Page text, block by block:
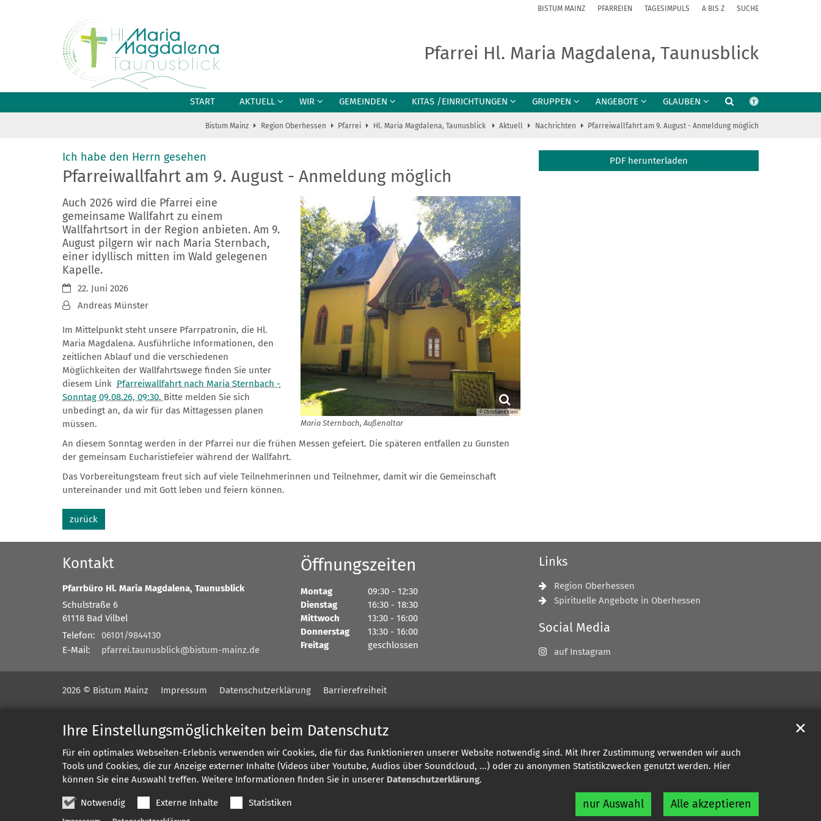
Ihre Einstellungsmöglichkeiten beim Datenschutz
Für ein optimales Webseiten-Erlebnis verwenden wir Cookies, die für das Funktionieren unserer Website notwendig sind. Mit Ihrer Zustimmung verwenden wir auch
Tools und Cookies, die zur Anzeige externer Inhalte (Videos über Youtube, Audios über Soundcloud, ...) oder zu anonymen Statistikzwecken genutzt werden. Hier
können Sie eine Auswahl treffen. Weitere Informationen finden Sie in unserer Datenschutzerklärung.
Notwendig Externe Inhalte Statistiken nur Auswahl Alle akzeptieren
✕
BISTUM MAINZ PFARREIEN TAGESIMPULS A BIS Z SUCHE
Pfarrei Hl. Maria Magdalena, Taunusblick
START AKTUELL WIR GEMEINDEN KITAS /EINRICHTUNGEN GRUPPEN ANGEBOTE GLAUBEN
Bistum Mainz Region Oberhessen Pfarrei Hl. Maria Magdalena, Taunusblick Aktuell Nachrichten Pfarreiwallfahrt am 9. August - Anmeldung möglich
Ich habe den Herrn gesehen
Pfarreiwallfahrt am 9. August - Anmeldung möglich
© Christiane Klein
Maria Sternbach, Außenaltar
Auch 2026 wird die Pfarrei eine
gemeinsame Wallfahrt zu einem
Wallfahrtsort in der Region anbieten. Am 9.
August pilgern wir nach Maria Sternbach,
einer idyllisch mitten im Wald gelegenen
Kapelle.
Datum:22. Juni 2026
Von:Andreas Münster
Im Mittelpunkt steht unsere Pfarrpatronin, die Hl.
Maria Magdalena. Ausführliche Informationen, den
zeitlichen Ablauf und die verschiedenen
Möglichkeiten der Wallfahrtswege finden Sie unter
diesem Link Pfarreiwallfahrt nach Maria Sternbach -
Sonntag 09.08.26, 09:30. Bitte melden Sie sich
unbedingt an, da wir für das Mittagessen planen
müssen.
An diesem Sonntag werden in der Pfarrei nur die frühen Messen gefeiert. Die späteren entfallen zu Gunsten
der gemeinsam Eucharistiefeier während der Wallfahrt.
Das Vorbereitungsteam freut sich auf viele Teilnehmerinnen und Teilnehmer, damit wir die Gemeinschaft
untereinander und mit Gott leben und feiern können.
zurück
PDF herunterladen
Kontakt
Pfarrbüro Hl. Maria Magdalena, Taunusblick
Schulstraße 6
61118 Bad Vilbel
Telefon:
06101/9844130
E-Mail:
pfarrei.taunusblick@bistum-mainz.de
Öffnungszeiten
Montag 09:30 - 12:30
Dienstag
16:30 - 18:30
Mittwoch
13:30 - 16:00
Donnerstag
13:30 - 16:00
Freitag
geschlossen
Links
Region Oberhessen
Spirituelle Angebote in Oberhessen
Social Media
auf Instagram
2026 © Bistum Mainz Impressum Datenschutzerklärung Barrierefreiheit